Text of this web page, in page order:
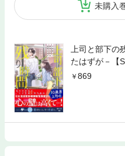
未購入
上司と部下
たはずが－【
869